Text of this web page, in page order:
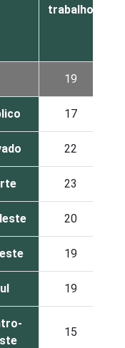
trabalho
19
17
22
23
20
19
19
15